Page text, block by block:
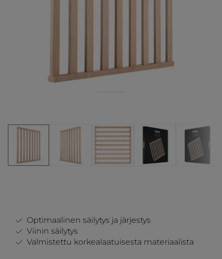
Optimaalinen säilytys ja järjestys
Viinin säilytys
Valmistettu korkealaatuisesta materiaalista